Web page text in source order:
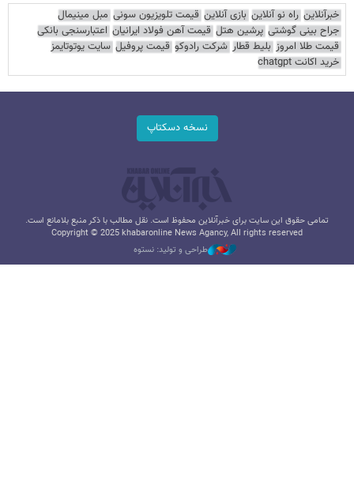
خبرآنلاین راه نو آنلاین بازی آنلاین قیمت تلویزیون سونی مبل مینیمال
جراح بینی گوشتی پرشین هتل قیمت آهن فولاد ایرانیان اعتبارسنجی بانکی
قیمت طلا امروز بلیط قطار شرکت رادوکو قیمت پروفیل سایت یوتوتایمز
خرید اکانت chatgpt
نسخه دسکتاپ
تمامی حقوق این سایت برای خبرآنلاین محفوظ است. نقل مطالب با ذکر منبع بلامانع است.
Copyright © 2025 khabaronline News Agancy, All rights reserved
طراحی و تولید: نستوه